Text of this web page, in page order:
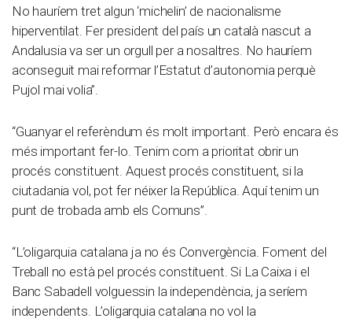
No hauríem tret algun ‘michelin’ de nacionalisme
hiperventilat. Fer president del país un català nascut a
Andalusia va ser un orgull per a nosaltres. No hauríem
aconseguit mai reformar l’Estatut d’autonomia perquè
Pujol mai volia”.
“Guanyar el referèndum és molt important. Però encara és
més important fer-lo. Tenim com a prioritat obrir un
procés constituent. Aquest procés constituent, si la
ciutadania vol, pot fer néixer la República. Aquí tenim un
punt de trobada amb els Comuns”.
“L’oligarquia catalana ja no és Convergència. Foment del
Treball no està pel procés constituent. Si La Caixa i el
Banc Sabadell volguessin la independència, ja seríem
independents. L’oligarquia catalana no vol la